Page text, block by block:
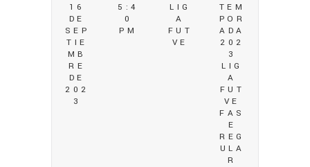
16
DE
SEP
TIE
MB
RE
DE
202
3
5:4
0
PM
LIG
A
FUT
VE
TEM
POR
ADA
202
3
LIG
A
FUT
VE
FAS
E
REG
ULA
R